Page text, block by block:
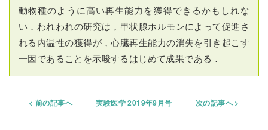
動物種のように高い再生能力を獲得できるかもしれな
い．われわれの研究は，甲状腺ホルモンによって促進さ
れる内温性の獲得が，心臓再生能力の消失を引き起こす
一因であることを示唆するはじめて成果である．
前の記事へ 実験医学 2019年9月号 次の記事へ